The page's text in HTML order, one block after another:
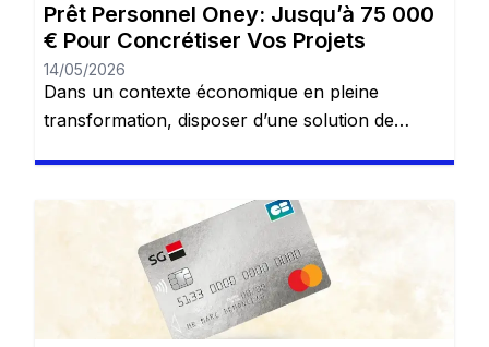
Prêt Personnel Oney: Jusqu’à 75 000
€ Pour Concrétiser Vos Projets
14/05/2026
Dans un contexte économique en pleine
transformation, disposer d’une solution de
personnel Oney, proposé par Oney Bank,
s’impose aujourd’hui comme l’une des
références du crédit à la consommation en
France — et pour cause. Vous resterez sur le
même site web. Oney […]